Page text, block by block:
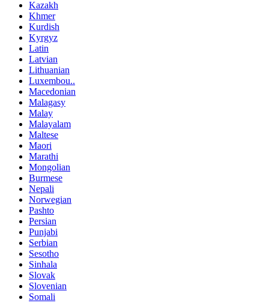
Kazakh
Khmer
Kurdish
Kyrgyz
Latin
Latvian
Lithuanian
Luxembou..
Macedonian
Malagasy
Malay
Malayalam
Maltese
Maori
Marathi
Mongolian
Burmese
Nepali
Norwegian
Pashto
Persian
Punjabi
Serbian
Sesotho
Sinhala
Slovak
Slovenian
Somali